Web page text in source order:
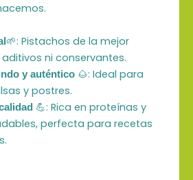
🌱: Pistachos de la mejor
ni conservantes.
y auténtico🌰: Ideal para
y postres.
💪: Rica en proteínas y
perfecta para recetas